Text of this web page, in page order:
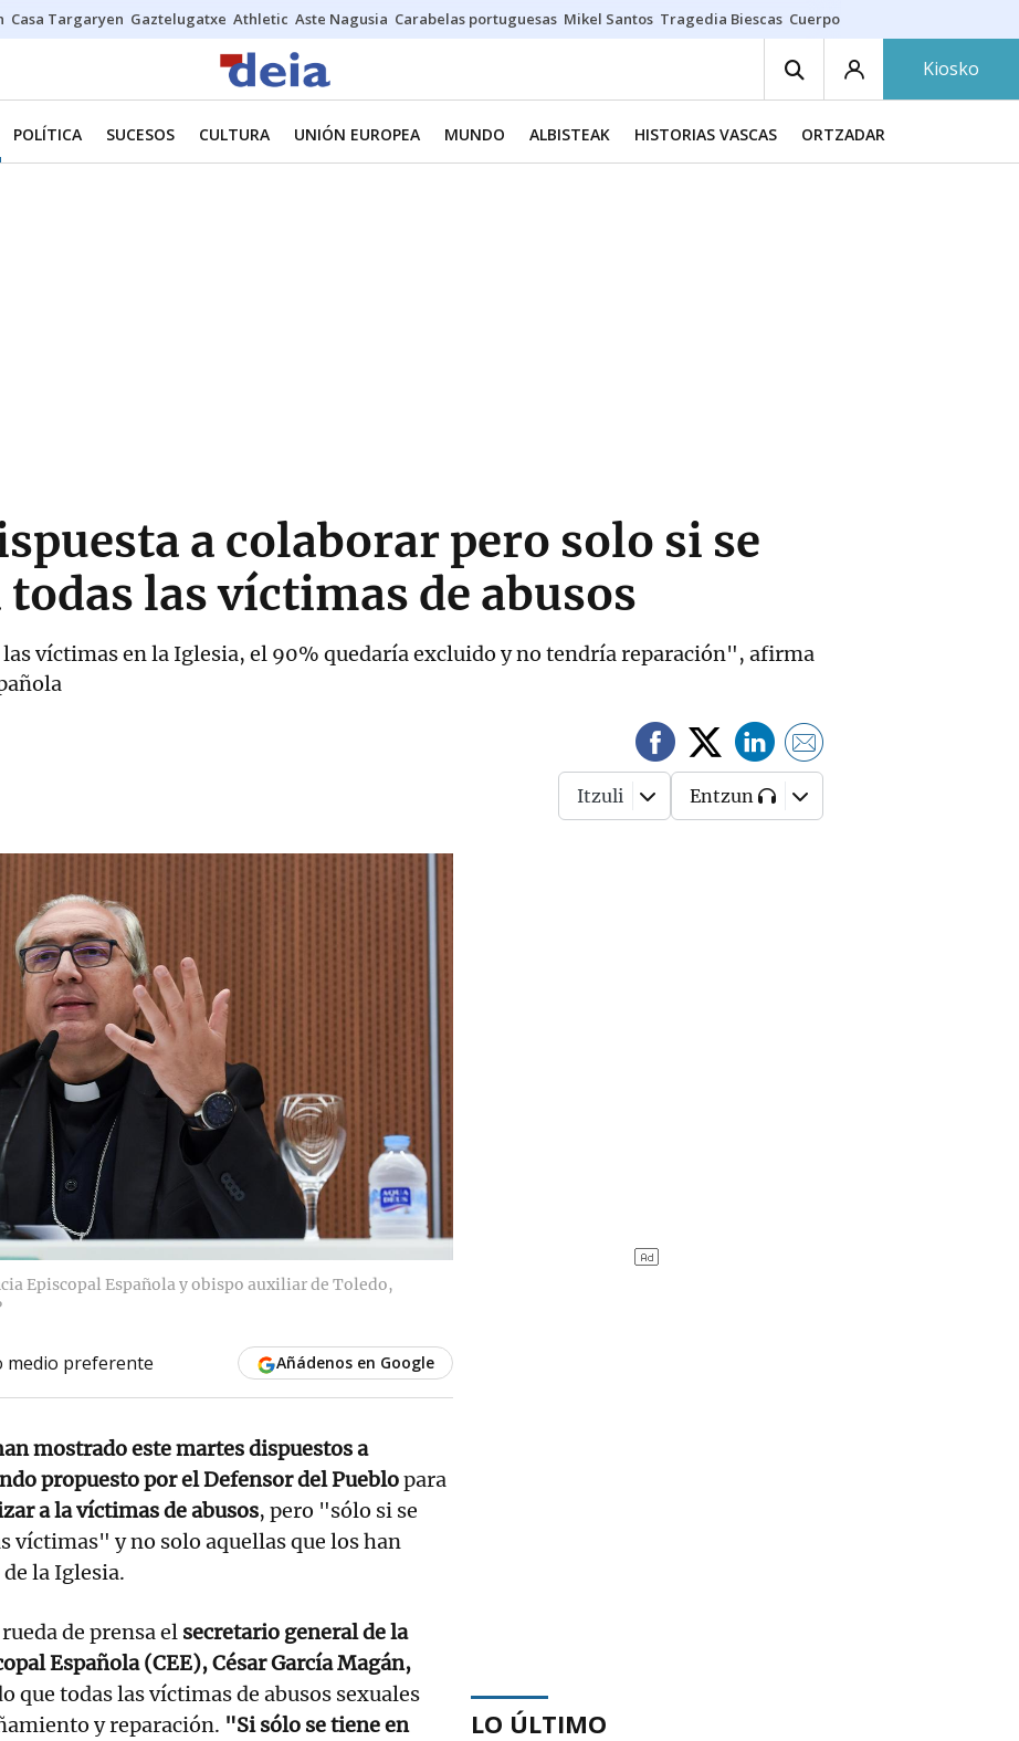
Casa Targaryen Gaztelugatxe Athletic Aste Nagusia Carabelas portuguesas Mikel Santos Tragedia Biescas Cuerpo ría
Kiosko
POLÍTICA SUCESOS CULTURA UNIÓN EUROPEA MUNDO ALBISTEAK HISTORIAS VASCAS ORTZADAR
a colaborar pero solo si se
las víctimas de abusos
las víctimas en la Iglesia, el 90% quedaría excluido y no tendría reparación", afirma
Itzuli Entzun
Episcopal Española y obispo auxiliar de Toledo,
medio preferente Añádenos en Google
mostrado este martes dispuestos a
propuesto por el Defensor del Pueblopara
a la víctimas de abusos, pero "sólo si se
víctimas" y no solo aquellas que los han
la Iglesia.
de prensa el secretario general de la
Española (CEE), César García Magán,
que todas las víctimas de abusos sexuales
y reparación. "Si sólo se tiene en
LO ÚLTIMO